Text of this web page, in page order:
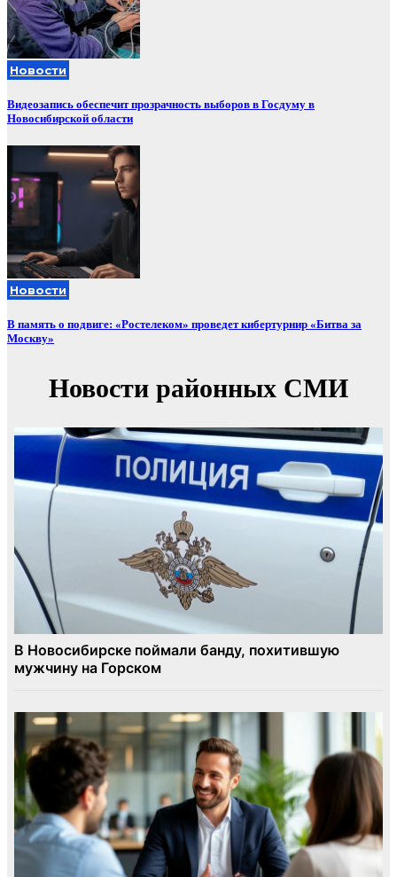
Новости
Видеозапись обеспечит прозрачность выборов в Госдуму в
Новосибирской области
Новости
В память о подвиге: «Ростелеком» проведет кибертурнир «Битва за
Москву»